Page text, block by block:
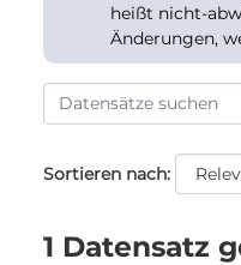
heißt nicht-
Änderungen,
Sortieren nach
1 Datensatz